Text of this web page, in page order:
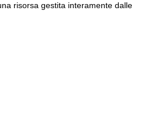
risorsa gestita interamente dalle